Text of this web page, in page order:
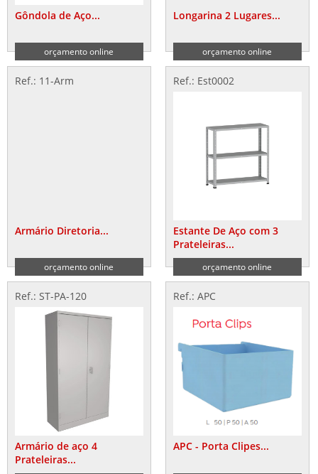
Gôndola de Aço...
orçamento online
Longarina 2 Lugares...
orçamento online
Ref.: 11-Arm
Armário Diretoria...
orçamento online
Ref.: Est0002
Estante De Aço com 3
Prateleiras...
orçamento online
Ref.: ST-PA-120
Armário de aço 4
Prateleiras...
Ref.: APC
APC - Porta Clipes...